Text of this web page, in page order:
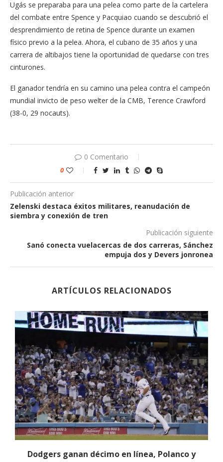
Ugás se preparaba para una pelea como parte de la cartelera
del combate entre Spence y Pacquiao cuando se descubrió el
desprendimiento de retina de Spence durante un examen
físico previo a la pelea. Ahora, el cubano de 35 años y una
carrera de altibajos tiene la oportunidad de quedarse con tres
cinturones.
El ganador tendría en su camino una pelea contra el campeón
mundial invicto de peso welter de la CMB, Terence Crawford
(38-0, 29 nocauts).
0 Comentario
0
Publicación anterior
Zelenski destaca éxitos militares, reanudación de
siembra y conexión de tren
Publicación siguiente
Sanó conecta vuelacercas de dos carreras, Sánchez
empuja dos y Devers jonronea
ARTÍCULOS RELACIONADOS
Dodgers ganan décimo en línea, Polanco y